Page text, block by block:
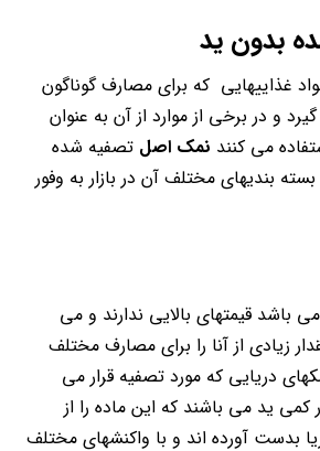
بدون ید
غذاییهایی که برای مصارف گوناگون
و در برخی از موارد از آن به عنوان
می کنند نمک اصل تصفیه شده
بندیهای مختلف آن در بازار به وفور
باشد قیمتهای بالایی ندارند و می
زیادی از آنا را برای مصارف مختلف
دریایی که مورد تصفیه قرار می
کمی ید می باشند که این ماده را از
بدست آورده اند و با واکنشهای مختلف